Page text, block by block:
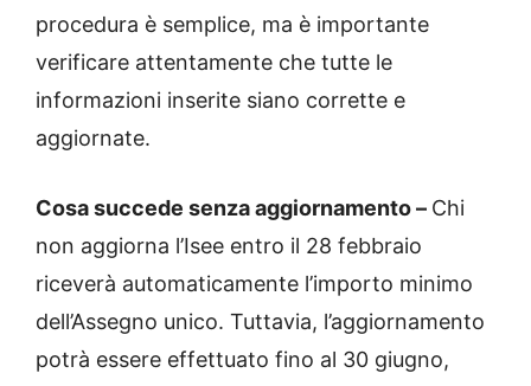
procedura è semplice, ma è importante
verificare attentamente che tutte le
informazioni inserite siano corrette e
aggiornate.
Cosa succede senza aggiornamento – Chi
non aggiorna l’Isee entro il 28 febbraio
riceverà automaticamente l’importo minimo
dell’Assegno unico. Tuttavia, l’aggiornamento
potrà essere effettuato fino al 30 giugno,